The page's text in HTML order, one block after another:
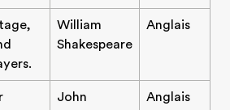
William
Shakespeare
Anglais
John
Anglais